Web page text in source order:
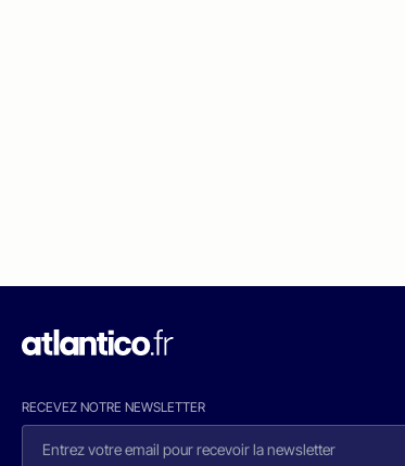
RECEVEZ NOTRE NEWSLETTER